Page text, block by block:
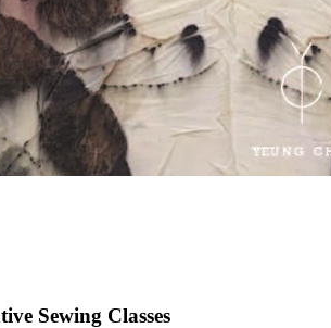
Sewing Classes